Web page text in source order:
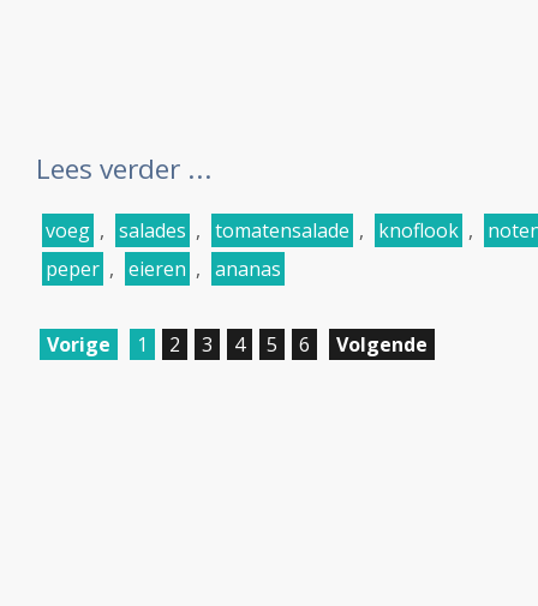
Lees verder ...
voeg , salades , tomatensalade , knoflook ,
peper , eieren , ananas
Vorige 1 2 3 4 5 6 Volgende